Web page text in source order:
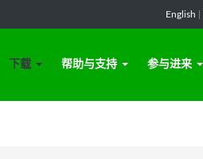
English
下载 帮助与支持 参与进来